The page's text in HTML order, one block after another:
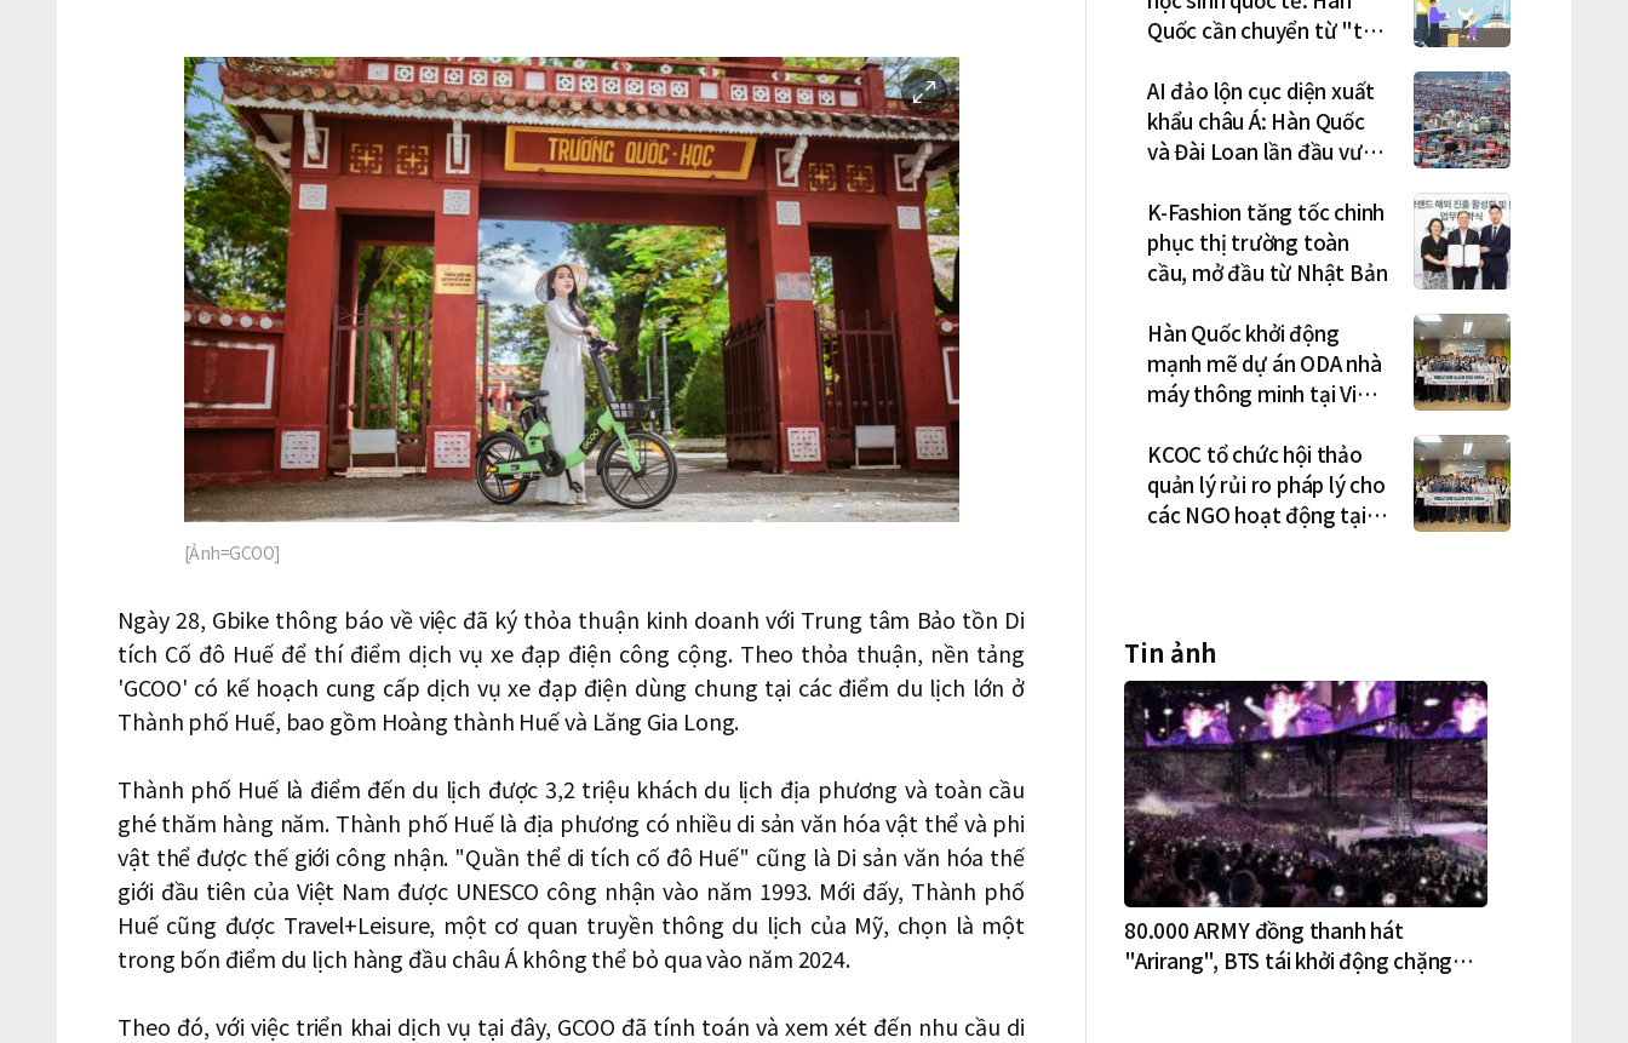
이
미
지
확
대
[Ảnh=GCOO]
Ngày 28, Gbike thông báo về việc đã ký thỏa thuận kinh doanh với Trung tâm Bảo tồn Di
tích Cố đô Huế để thí điểm dịch vụ xe đạp điện công cộng. Theo thỏa thuận, nền tảng
'GCOO' có kế hoạch cung cấp dịch vụ xe đạp điện dùng chung tại các điểm du lịch lớn ở
Thành phố Huế, bao gồm Hoàng thành Huế và Lăng Gia Long.
Thành phố Huế là điểm đến du lịch được 3,2 triệu khách du lịch địa phương và toàn cầu
ghé thăm hàng năm. Thành phố Huế là địa phương có nhiều di sản văn hóa vật thể và phi
vật thể được thế giới công nhận. "Quần thể di tích cố đô Huế" cũng là Di sản văn hóa thế
giới đầu tiên của Việt Nam được UNESCO công nhận vào năm 1993. Mới đấy, Thành phố
Huế cũng được Travel+Leisure, một cơ quan truyền thông du lịch của Mỹ, chọn là một
trong bốn điểm du lịch hàng đầu châu Á không thể bỏ qua vào năm 2024.
Theo đó, với việc triển khai dịch vụ tại đây, GCOO đã tính toán và xem xét đến nhu cầu di
Quốc cần chuyển từ "thu
việc làm – định cư"
AI đảo lộn cục diện xuất
khẩu châu Á: Hàn Quốc
và Đài Loan lần đầu vượt
K-Fashion tăng tốc chinh
phục thị trường toàn
cầu, mở đầu từ Nhật Bản
Hàn Quốc khởi động
mạnh mẽ dự án ODA nhà
máy thông minh tại Việt
phối ở Hà Nội
KCOC tổ chức hội thảo
quản lý rủi ro pháp lý cho
các NGO hoạt động tại
Tin ảnh
80.000 ARMY đồng thanh hát
"Arirang", BTS tái khởi động chặng